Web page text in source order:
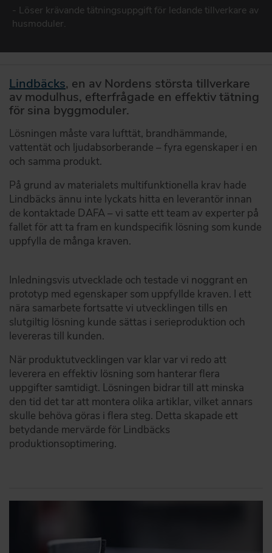
- Löser krävande tätningsuppgift för ledande tillverkare av
husmoduler.
Lindbäcks, en av Nordens största tillverkare
av modulhus, efterfrågade en effektiv tätning
för sina byggmoduler.
Lösningen måste vara lufttät, brandhämmande,
vattentät och ljudabsorberande – fyra egenskaper i en
och samma produkt.
På grund av materialets multifunktionella krav hade
Lindbäcks ännu inte lyckats hitta en leverantör innan
de kontaktade DAFA – vi satte ett team av experter på
fallet för att ta fram en kundspecifik lösning som kunde
uppfylla de många kraven.
Inledningsvis utvecklade och testade vi noggrant en
prototyp med egenskaper som uppfyllde kraven. I ett
nära samarbete fortsatte vi utvecklingen tills en
slutgiltig lösning kunde sättas i serieproduktion och
levereras till kunden.
När produktutvecklingen var klar var vi redo att
leverera en effektiv lösning som hanterar flera
uppgifter samtidigt. Lösningen bidrar till att minska
den tid det tar att montera olika artiklar, vilket annars
skulle behöva göras i flera steg. Detta skapade ett
betydande mervärde för Lindbäcks
produktionsoptimering.
DAFA BUILDING SOLUTIONS